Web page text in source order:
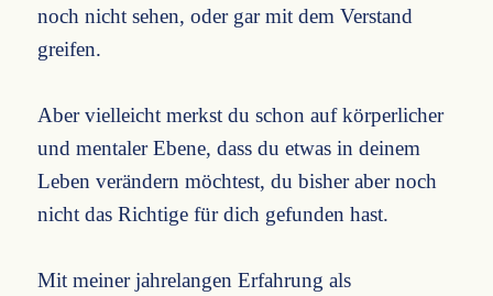
noch nicht sehen, oder gar mit dem Verstand
greifen.
Aber vielleicht merkst du schon auf körperlicher
und mentaler Ebene, dass du etwas in deinem
Leben verändern möchtest, du bisher aber noch
nicht das Richtige für dich gefunden hast.
Mit meiner jahrelangen Erfahrung als